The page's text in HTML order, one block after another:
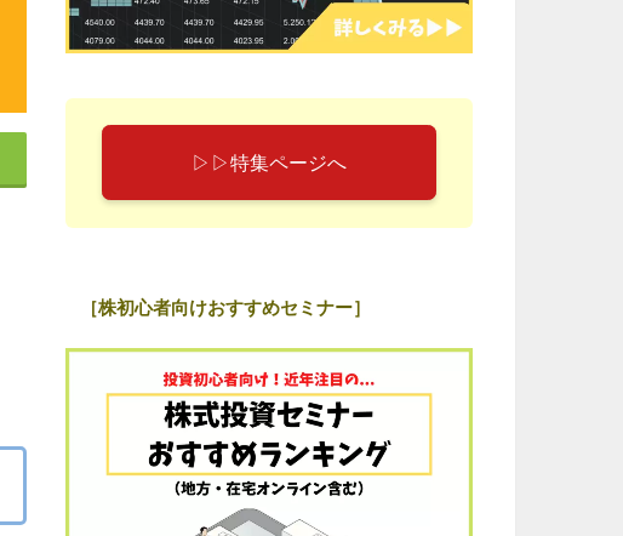
▷▷特集ページへ
［株初心者向けおすすめセミナー］